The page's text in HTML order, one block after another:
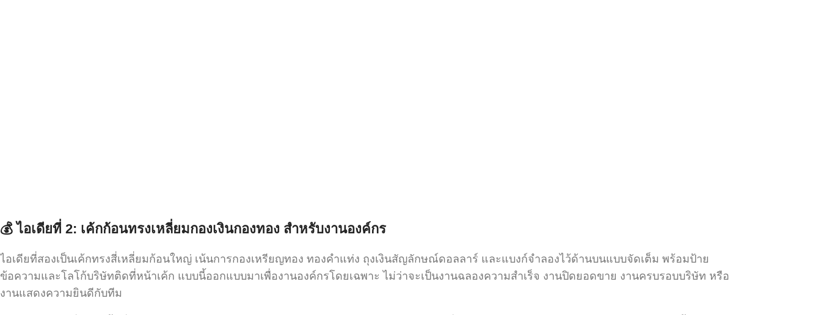
💰ไอเดียที่ 2: เค้กก้อนทรงเหลี่ยมกองเงินกองทอง สำหรับงานองค์กร
ไอเดียที่สองเป็นเค้กทรงสี่เหลี่ยมก้อนใหญ่ เน้นการกองเหรียญทอง ทองคำแท่ง ถุงเงินสัญลักษณ์ดอลลาร์ และแบงก์จำลองไว้ด้านบนแบบจัดเต็ม พร้อมป้าย
ข้อความและโลโก้บริษัทติดที่หน้าเค้ก แบบนี้ออกแบบมาเพื่องานองค์กรโดยเฉพาะ ไม่ว่าจะเป็นงานฉลองความสำเร็จ งานปิดยอดขาย งานครบรอบบริษัท หรือ
งานแสดงความยินดีกับทีม